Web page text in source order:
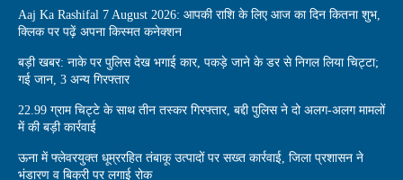
Aaj Ka Rashifal 7 August 2026: आपकी राशि के लिए आज का दिन कितना शुभ,
क्लिक पर पढ़ें अपना किस्मत कनेक्शन
बड़ी खबर: नाके पर पुलिस देख भगाई कार, पकड़े जाने के डर से निगल लिया चिट्टा;
गई जान, 3 अन्य गिरफ्तार
22.99 ग्राम चिट्टे के साथ तीन तस्कर गिरफ्तार, बद्दी पुलिस ने दो अलग-अलग मामलों
में की बड़ी कार्रवाई
ऊना में फ्लेवरयुक्त धूम्ररहित तंबाकू उत्पादों पर सख्त कार्रवाई, जिला प्रशासन ने
भंडारण व बिक्री पर लगाई रोक